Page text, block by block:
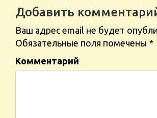
Добавить
Ваш адрес email не будет
Обязательные поля помечены *
Комментарий